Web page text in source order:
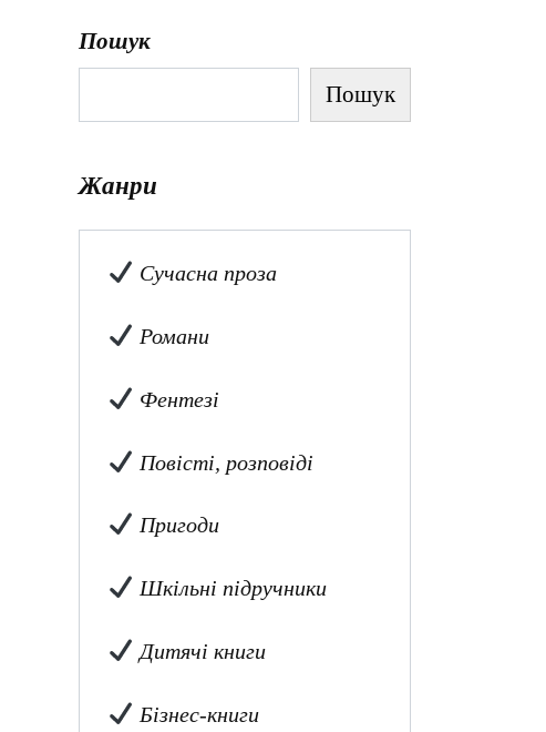
Пошук
Пошук
Жанри
Сучасна проза
Романи
Фентезі
Повісті, розповіді
Пригоди
Шкільні підручники
Дитячі книги
Бізнес-книги